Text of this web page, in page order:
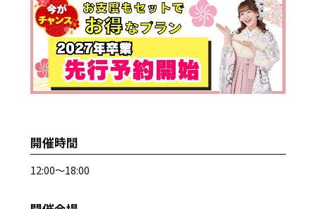
開催時間
12:00～18:00